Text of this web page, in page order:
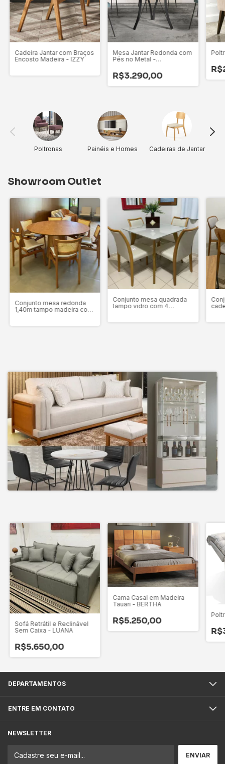
Cadeira Jantar com Braços
Encosto Madeira - IZZY
Mesa Jantar Redonda com
Pés no Metal -
R$3.290,00
Poltronas Painéis e Homes Cadeiras de Jantar
Showroom Outlet
Conjunto mesa redonda
1,40m tampo madeira com
Conjunto mesa quadrada
tampo vidro com 4
Sofá Retrátil e Reclinável
Sem Caixa - LUANA
R$5.650,00
Cama Casal em Madeira
Tauari - BERTHA
R$5.250,00
DEPARTAMENTOS
ENTRE EM CONTATO
NEWSLETTER